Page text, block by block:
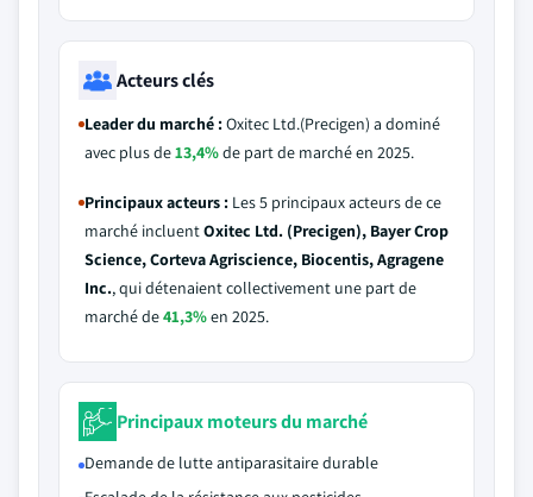
Acteurs clés
Leader du marché :Oxitec Ltd.(Precigen) a dominé
avec plus de13,4%de part de marché en 2025.
Principaux acteurs : Les 5 principaux acteurs de ce
marché incluentOxitec Ltd. (Precigen), Bayer Crop
Science, Corteva Agriscience, Biocentis, Agragene
Inc., qui détenaient collectivement une part de
marché de41,3%en 2025.
Principaux moteurs du marché
Demande de lutte antiparasitaire durable